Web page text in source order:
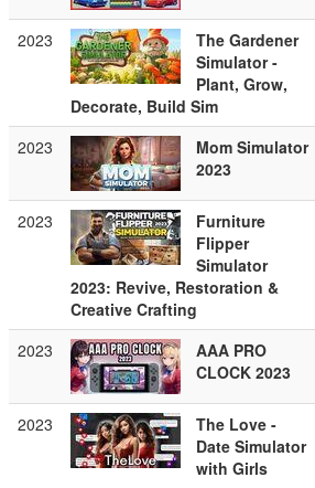
2023
The Gardener
Simulator -
Plant, Grow,
Decorate, Build Sim
2023
Mom Simulator
2023
2023
Furniture
Flipper
Simulator
2023: Revive, Restoration &
Creative Crafting
2023
AAA PRO
CLOCK 2023
2023
The Love -
Date Simulator
with Girls